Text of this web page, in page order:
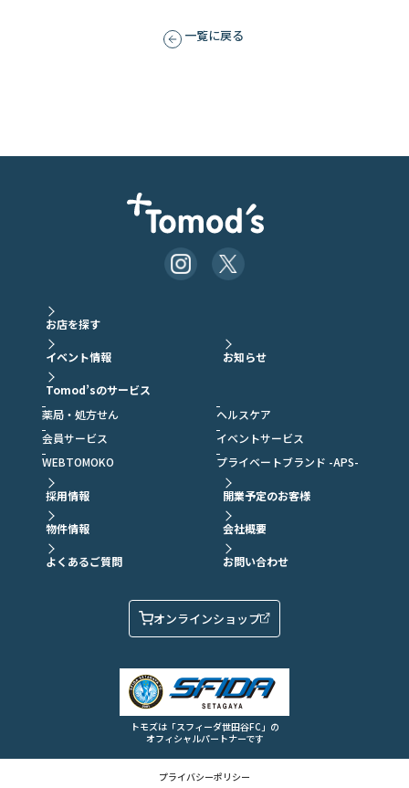
一覧に戻る
お店を探す
イベント情報 お知らせ
Tomod’sのサービス
薬局・処方せん
ヘルスケア
会員サービス
イベントサービス
WEBTOMOKO
プライベートブランド -APS-
採用情報 開業予定のお客様
物件情報 会社概要
よくあるご質問 お問い合わせ
オンラインショップ
トモズは「スフィーダ世田谷FC」の
オフィシャルパートナーです
プライバシーポリシー